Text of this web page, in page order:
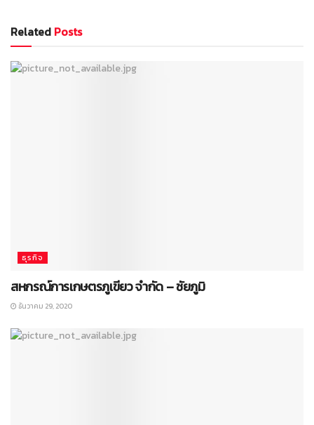
Related Posts
ธุรกิจ
สหกรณ์การเกษตรภูเขียว จำกัด – ชัยภูมิ
ธันวาคม 29, 2020